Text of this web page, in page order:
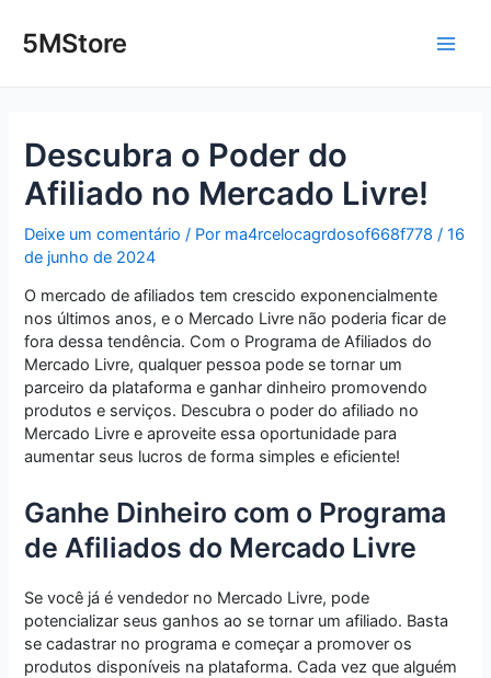
para5MStore
Descubra o Poder do
Afiliado no Mercado Livre!
Deixe um comentário / Por ma4rcelocagrdosof668f778/16
de junho de 2024
O mercado de afiliados tem crescido exponencialmente
nos últimos anos, e o Mercado Livre não poderia ficar de
fora dessa tendência. Com o Programa de Afiliados do
Mercado Livre, qualquer pessoa pode se tornar um
parceiro da plataforma e ganhar dinheiro promovendo
produtos e serviços. Descubra o poder do afiliado no
Mercado Livre e aproveite essa oportunidade para
aumentar seus lucros de forma simples e eficiente!
Ganhe Dinheiro com o Programa
de Afiliados do Mercado Livre
Se você já é vendedor no Mercado Livre, pode
potencializar seus ganhos ao se tornar um afiliado. Basta
se cadastrar no programa e começar a promover os
produtos disponíveis na plataforma. Cada vez que alguém
navigation